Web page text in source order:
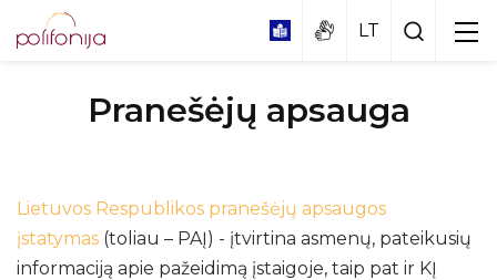
Didžioji koncertų salė
Pranešėjų apsauga
Lietuvos Respublikos pranešėjų apsaugos
įstatymas (toliau – PAĮ) - įtvirtina asmenų, pateikusių
informaciją apie pažeidimą įstaigoje, taip pat ir KĮ